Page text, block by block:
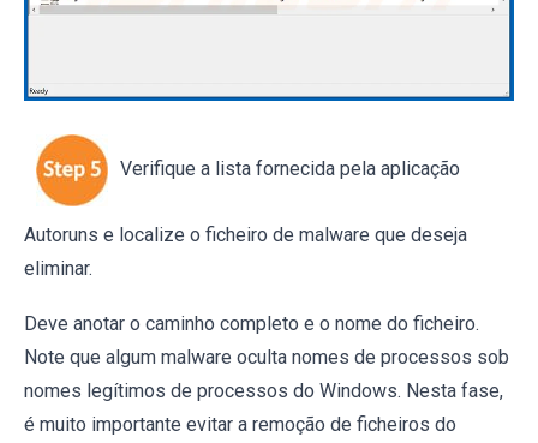
Verifique a lista fornecida pela aplicação
Autoruns e localize o ficheiro de malware que deseja
eliminar.
Deve anotar o caminho completo e o nome do ficheiro.
Note que algum malware oculta nomes de processos sob
nomes legítimos de processos do Windows. Nesta fase,
é muito importante evitar a remoção de ficheiros do